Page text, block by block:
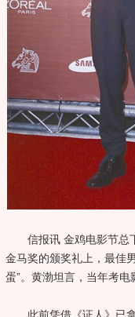
信报讯 金鸡电影节总下
金马奖的颁奖礼上，最佳
蛋”。黄渤坦言，当年考电